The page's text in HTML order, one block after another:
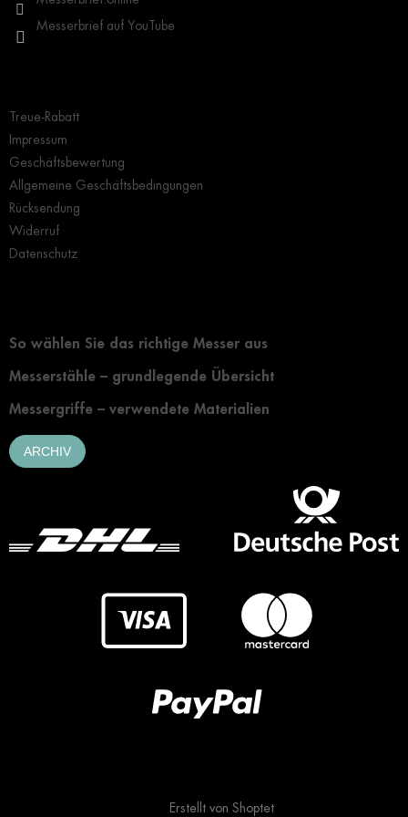
Messerbrief auf YouTube
Treue-Rabatt
Impressum
Geschäftsbewertung
Allgemeine Geschäftsbedingungen
Rücksendung
Widerruf
Datenschutz
So wählen Sie das richtige Messer aus
Messerstähle – grundlegende Übersicht
Messergriffe – verwendete Materialien
ARCHIV
Erstellt von Shoptet